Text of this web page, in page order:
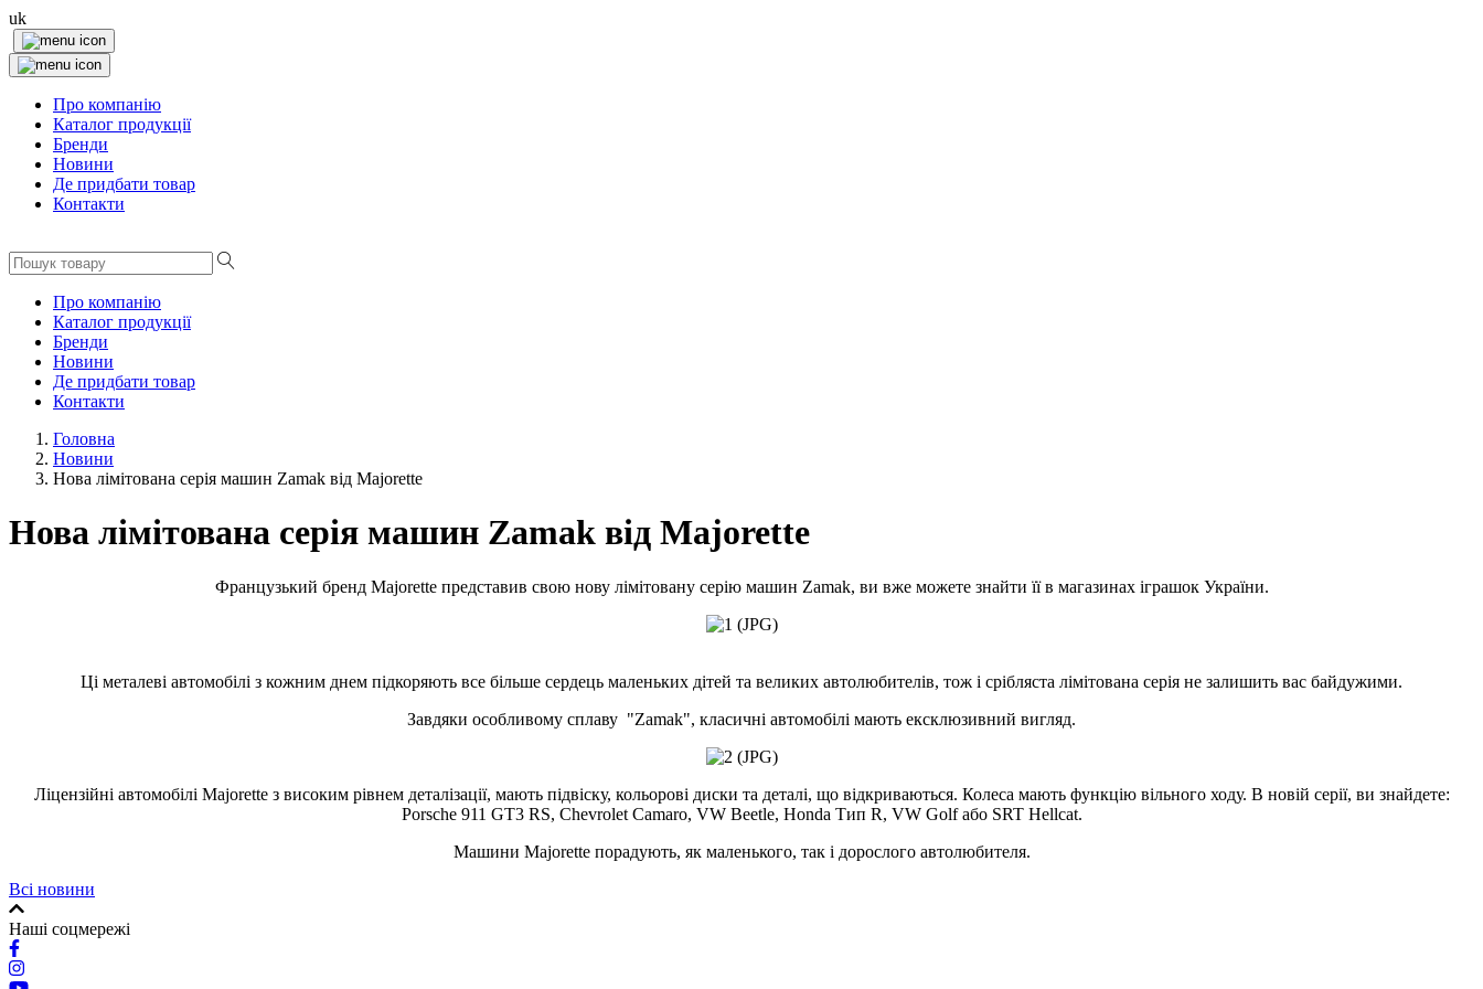
uk
Про компанію
Каталог продукції
Бренди
Новини
Де придбати товар
Контакти
Про компанію
Каталог продукції
Бренди
Новини
Де придбати товар
Контакти
Головна
Новини
Нова лімітована серія машин Zamak від Majorette
Нова лімітована серія машин Zamak від Majorette
Французький бренд Majorette представив свою нову лімітовану серію машин Zamak, ви вже можете знайти її в магазинах іграшок України.
Ці металеві автомобілі з кожним днем підкоряють все більше сердець маленьких дітей та великих автолюбителів, тож і срібляста лімітована серія не залишить вас байдужими.
Завдяки особливому сплаву "Zamak", класичні автомобілі мають ексклюзивний вигляд.
Ліцензійні автомобілі Majorette з високим рівнем деталізації, мають підвіску, кольорові диски та деталі, що відкриваються. Колеса мають функцію вільного ходу. В новій серії, ви знайдете:
Porsche 911 GT3 RS, Chevrolet Camaro, VW Beetle, Honda Тип R, VW Golf або SRT Hellcat.
Машини Majorette порадують, як маленького, так і дорослого автолюбителя.
Всі новини
Наші соцмережі